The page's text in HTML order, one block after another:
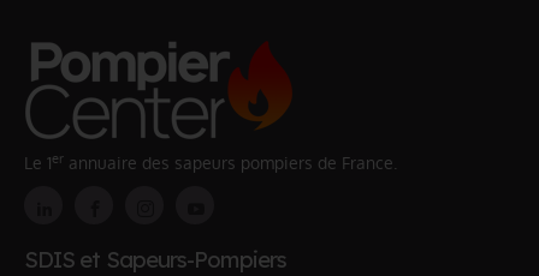
Le 1er annuaire des sapeurs pompiers de France.
SDIS et Sapeurs-Pompiers